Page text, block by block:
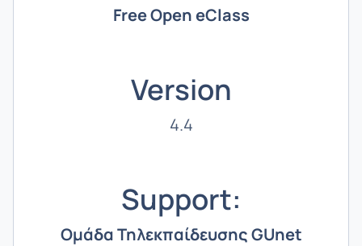
Free Open eClass
Version
4.4
Support:
Ομάδα Τηλεκπαίδευσης GUnet